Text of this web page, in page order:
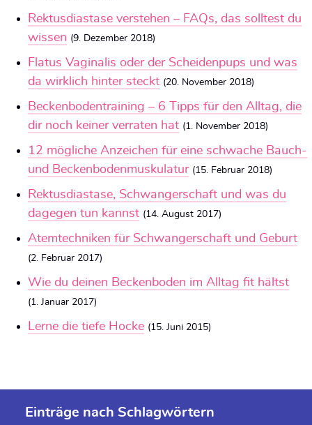
Rektusdiastase verstehen – FAQs, das solltest du
wissen (9. Dezember 2018)
Flatus Vaginalis oder der Scheidenpups und was
da wirklich hinter steckt (20. November 2018)
Beckenbodentraining – 6 Tipps für den Alltag, die
dir noch keiner verraten hat (1. November 2018)
12 mögliche Anzeichen für eine schwache Bauch-
und Beckenbodenmuskulatur (15. Februar 2018)
Rektusdiastase, Schwangerschaft und was du
dagegen tun kannst (14. August 2017)
Atemtechniken für Schwangerschaft und Geburt
(2. Februar 2017)
Wie du deinen Beckenboden im Alltag fit hältst
(1. Januar 2017)
Lerne die tiefe Hocke (15. Juni 2015)
Einträge nach Schlagwörtern